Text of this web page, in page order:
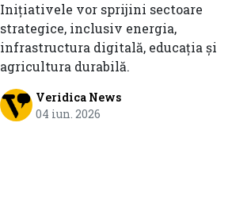
Inițiativele vor sprijini sectoare
strategice, inclusiv energia,
infrastructura digitală, educația și
agricultura durabilă.
Veridica News
04 iun. 2026